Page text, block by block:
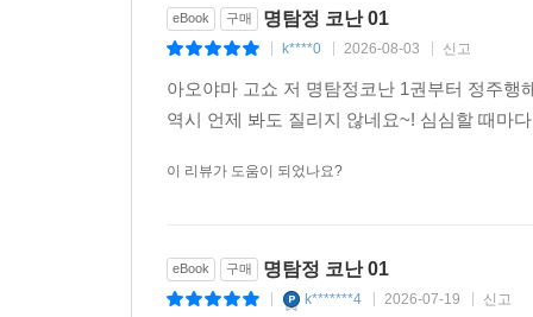
eBook 구매 명탐정 코난 01
k****0 2026-08-03 신고
아오야마 고쇼 저 명탐정코난 1권부터 정주
역시 언제 봐도 질리지 않네요~! 심심할 때마
이 리뷰가 도움이 되었나요?
eBook 구매 명탐정 코난 01
k*******4 2026-07-19 신고